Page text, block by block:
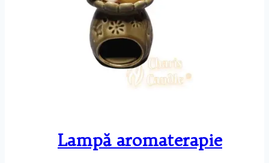
Lampă aromaterapie